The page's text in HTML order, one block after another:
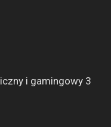
i gamingowy 3